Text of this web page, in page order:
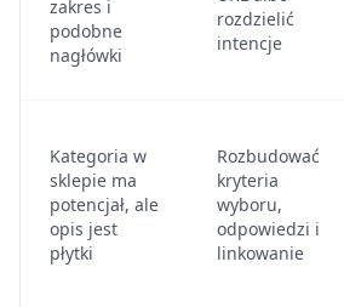
zakres i
podobne
nagłówki
rozdzielić
intencje
Kategoria w
sklepie ma
potencjał, ale
opis jest
płytki
Rozbudować
kryteria
wyboru,
odpowiedzi i
linkowanie